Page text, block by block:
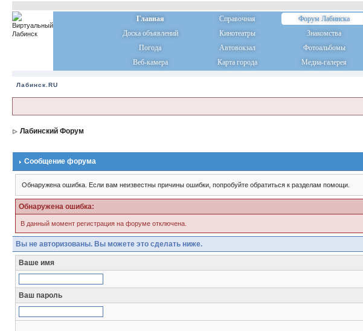
Главная Справочная Форум Лабинска
Доска объявлений
Кинотеатры Знакомства
Погода
Автовокзал Фотоальбомы
Веб-камера
Карта города Медиа-галерея
Лабинск.RU
Лабинский Форум
Сообщение форума
Обнаружена ошибка. Если вам неизвестны причины ошибки, попробуйте обратиться к разделам помощи.
Обнаружена ошибка:
В данный момент регистрация на форуме отключена.
Вы не авторизованы. Вы можете это сделать ниже.
Ваше имя
Ваш пароль